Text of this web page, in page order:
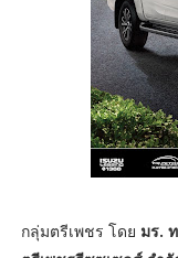
กลุ่มตรีเพชร โดย มร.